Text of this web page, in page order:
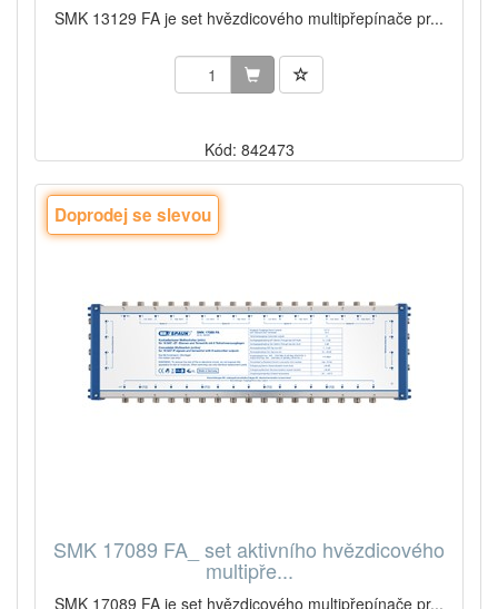
SMK 13129 FA je set hvězdicového multipřepínače pr...
Kód: 842473
Doprodej se slevou
SMK 17089 FA_ set aktivního hvězdicového
multipře...
SMK 17089 FA je set hvězdicového multipřepínače pr...